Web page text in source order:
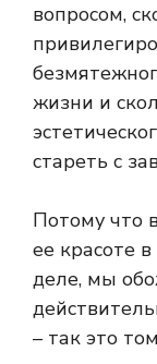
вопросом,
жизни и
стареть с
Потому что
ее красоте
деле, мы
– так это